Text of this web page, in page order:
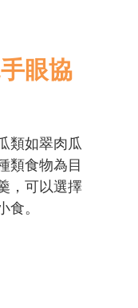
眼協
類如翠肉瓜
類食物為目
，可以選擇
食。